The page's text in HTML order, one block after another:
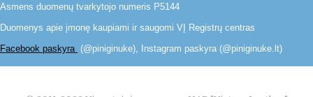
Asmens duomenų tvarkytojo numeris P5144
Duomenys apie įmonę kaupiami ir saugomi VĮ Registrų centras
Facebook paskyra (@piniginuke), Instagram paskyra (@piniginuke.lt)